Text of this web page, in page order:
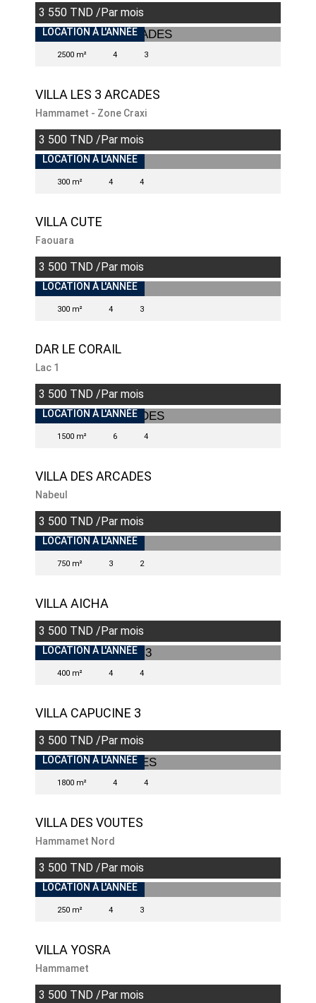
3 550 TND /Par mois
INDISPONIBLE
LOCATION À L'ANNÉE
2500 m² 4 3
VILLA LES 3 ARCADES
Hammamet - Zone Craxi
3 500 TND /Par mois
LOCATION À L'ANNÉE
300 m² 4 4
VILLA CUTE
Faouara
3 500 TND /Par mois
INDISPONIBLE
LOCATION À L'ANNÉE
300 m² 4 3
DAR LE CORAIL
Lac 1
3 500 TND /Par mois
INDISPONIBLE
LOCATION À L'ANNÉE
1500 m² 6 4
VILLA DES ARCADES
Nabeul
3 500 TND /Par mois
LOCATION À L'ANNÉE
750 m² 3 2
VILLA AICHA
3 500 TND /Par mois
VENDU
LOCATION À L'ANNÉE
400 m² 4 4
VILLA CAPUCINE 3
3 500 TND /Par mois
INDISPONIBLE
LOCATION À L'ANNÉE
1800 m² 4 4
VILLA DES VOUTES
Hammamet Nord
3 500 TND /Par mois
LOCATION À L'ANNÉE
250 m² 4 3
VILLA YOSRA
Hammamet
3 500 TND /Par mois